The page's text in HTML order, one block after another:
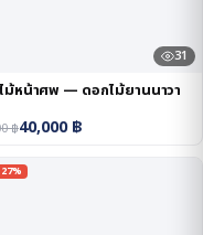
31
ม้หน้าศพ — ดอกไม้ยานนาวา
฿40,000฿